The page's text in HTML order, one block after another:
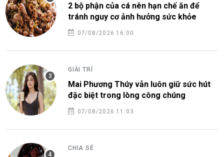
2 bộ phận của cá nên hạn chế ăn để
tránh nguy cơ ảnh hưởng sức khỏe
07/08/2026 16:00
GIẢI TRÍ
Mai Phương Thúy vẫn luôn giữ sức hút
đặc biệt trong lòng công chúng
07/08/2026 11:03
CHIA SẺ